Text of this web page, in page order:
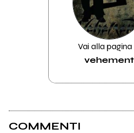
Vai alla pagina
vehement
COMMENTI